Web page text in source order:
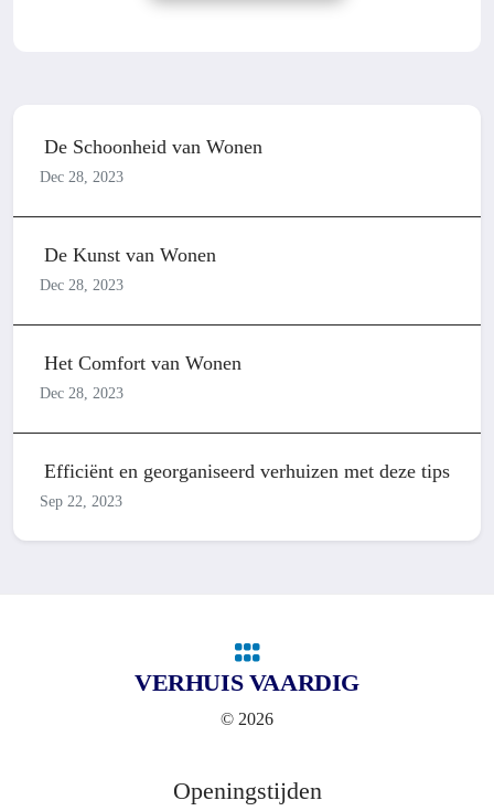
De Schoonheid van Wonen
Dec 28, 2023
De Kunst van Wonen
Dec 28, 2023
Het Comfort van Wonen
Dec 28, 2023
Efficiënt en georganiseerd verhuizen met deze tips
Sep 22, 2023
VERHUIS VAARDIG
© 2026
Openingstijden